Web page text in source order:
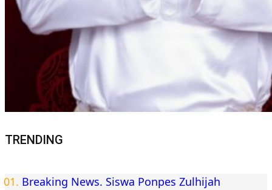
TRENDING
Breaking News. Siswa Ponpes Zulhijah